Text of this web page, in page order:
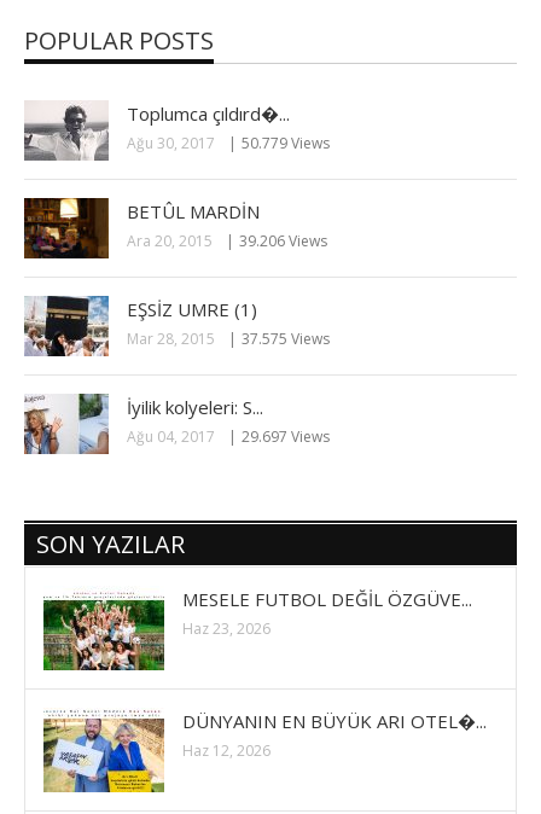
POPULAR POSTS
Toplumca çıldırd�...
Ağu 30, 2017 50.779 Views
BETÛL MARDİN
Ara 20, 2015 39.206 Views
EŞSİZ UMRE (1)
Mar 28, 2015 37.575 Views
İyilik kolyeleri: S...
Ağu 04, 2017 29.697 Views
SON YAZILAR
MESELE FUTBOL DEĞİL ÖZGÜVE...
Haz 23, 2026
DÜNYANIN EN BÜYÜK ARI OTEL�...
Haz 12, 2026